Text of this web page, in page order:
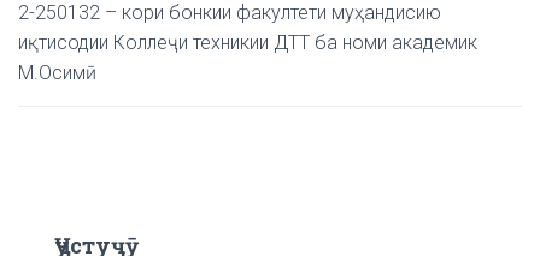
2-250132 – кори бонкии факултети муҳандисию
иқтисодии Коллеҷи техникии ДТТ ба номи академик
М.Осимӣ
Ҷустуҷӯ